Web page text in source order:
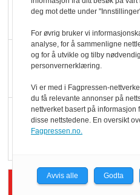
hyller
KI
Q
Siste artikler -
deg mot dette under
For øvrig bruker vi
analyse, for å sammenligne
og for å utvikle og tilby
personvernerklæring.
Vi er med i Fagpressen-
du få relevante annonser på
nettverket basert på informasjon
disse nettstedene. En oversikt
Fagpressen.no.
Avvis alle Godta